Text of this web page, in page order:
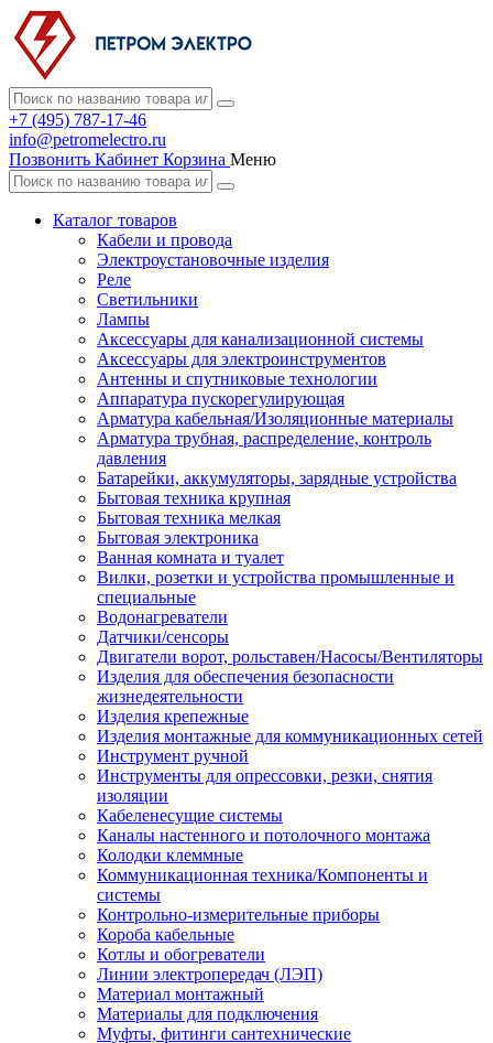
+7 (495) 787-17-46
info@petromelectro.ru
Позвонить Кабинет Корзина Меню
Каталог товаров
Кабели и провода
Электроустановочные изделия
Реле
Светильники
Лампы
Аксессуары для канализационной системы
Аксессуары для электроинструментов
Антенны и спутниковые технологии
Аппаратура пускорегулирующая
Арматура кабельная/Изоляционные материалы
Арматура трубная, распределение, контроль
давления
Батарейки, аккумуляторы, зарядные устройства
Бытовая техника крупная
Бытовая техника мелкая
Бытовая электроника
Ванная комната и туалет
Вилки, розетки и устройства промышленные и
специальные
Водонагреватели
Датчики/сенсоры
Двигатели ворот, рольставен/Насосы/Вентиляторы
Изделия для обеспечения безопасности
жизнедеятельности
Изделия крепежные
Изделия монтажные для коммуникационных сетей
Инструмент ручной
Инструменты для опрессовки, резки, снятия
изоляции
Кабеленесущие системы
Каналы настенного и потолочного монтажа
Колодки клеммные
Коммуникационная техника/Компоненты и
системы
Контрольно-измерительные приборы
Короба кабельные
Котлы и обогреватели
Линии электропередач (ЛЭП)
Материал монтажный
Материалы для подключения
Муфты, фитинги сантехнические